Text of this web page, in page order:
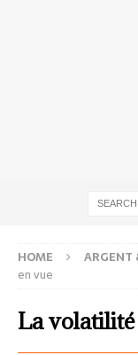
HOME ARGENT
en vue
La